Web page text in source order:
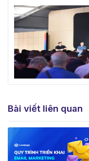
Bài viết liên quan